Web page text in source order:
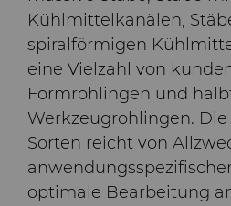
Kühlmittelkanälen,
spiralförmigen
eine Vielzahl von
Formrohlingen und
Werkzeugrohlingen.
Sorten reicht von
optimale Bearbeitung